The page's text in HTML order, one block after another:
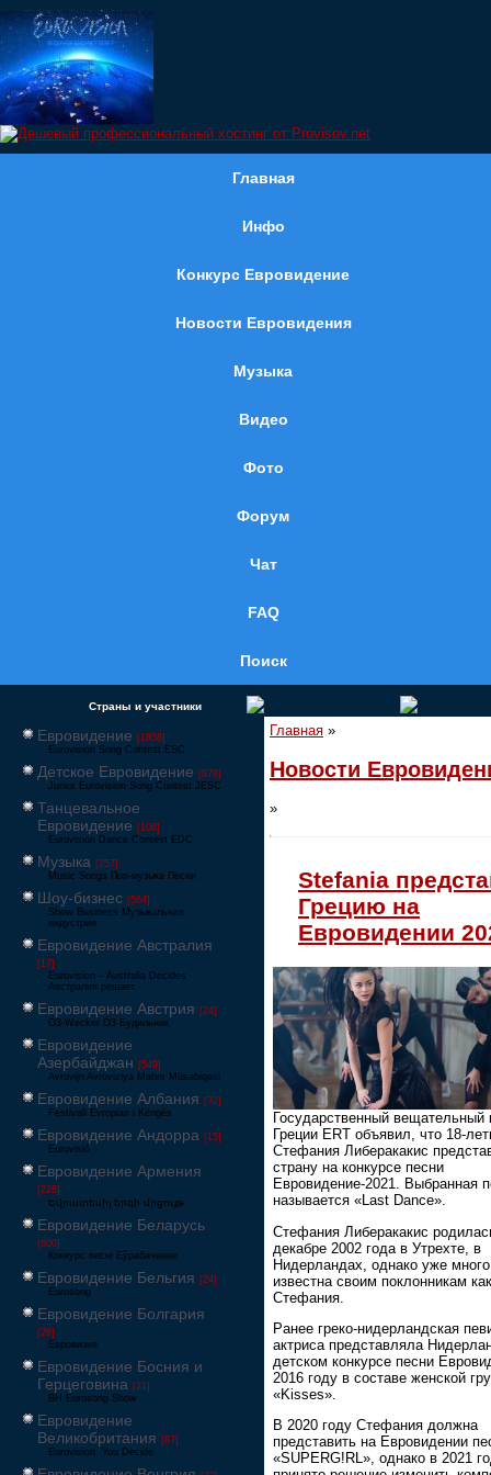
Главная
Инфо
Конкурс Евровидение
Новости Евровидения
Музыка
Видео
Фото
Форум
Чат
FAQ
Поиск
Страны и участники
Евровидение [1858]
Eurovision Song Contest ESC
Детское Евровидение [878]
Junior Eurovision Song Contest JESC
Танцевальное
Евровидение [106]
Eurovision Dance Contest EDC
Музыка [257]
Music Songs Поп-музыка Песни
Шоу-бизнес [564]
Show Business Музыкальная
индустрия
Евровидение Австралия
[17]
Eurovision – Australia Decides
Австралия решает
Евровидение Австрия [24]
Ö3-Wecker Ö3 Будильник
Евровидение
Азербайджан [549]
Avrovijn Avroviziya Mahnı Müsabiqəsi
Евровидение Албания [32]
Festivali Evropian i Këngës
Евровидение Андорра [15]
Eurovisió
Евровидение Армения
[228]
Եվրատեսիլ երգի մրցույթ
Евровидение Беларусь
[600]
Конкурс песні Еўрабачанне
Евровидение Бельгия [24]
Eurosong
Евровидение Болгария
[26]
Евровизия
Евровидение Босния и
Герцеговина [21]
BH Eurosong Show
Евровидение
Великобритания [67]
Eurovision: You Decide
Главная »
Новости
»
Stefania
Грецию на
Евровидении
Государственный вещательный
Греции ERT объявил, что 18-
Стефания Либеракакис
страну на конкурсе песни
Евровидение-2021. Выбранная
называется «Last Dance».
Стефания Либеракакис
декабре 2002 года в Утрехте, в
Нидерландах, однако уже
известна своим поклонникам как
Стефания.
Ранее греко-нидерландская
актриса представляла
детском конкурсе песни
2016 году в составе женской
«Kisses».
В 2020 году Стефания должна
представить на Евровидении
«SUPERG!RL», однако в 2021